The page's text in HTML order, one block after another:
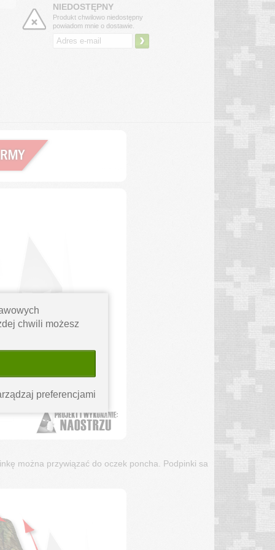
NIEDOSTĘPNY
Produkt chwilowo niedostępny
powiadom mnie o dostawie.
›
można przywiązać do oczek poncha. Podpinki sa
chwili możesz
preferencjami